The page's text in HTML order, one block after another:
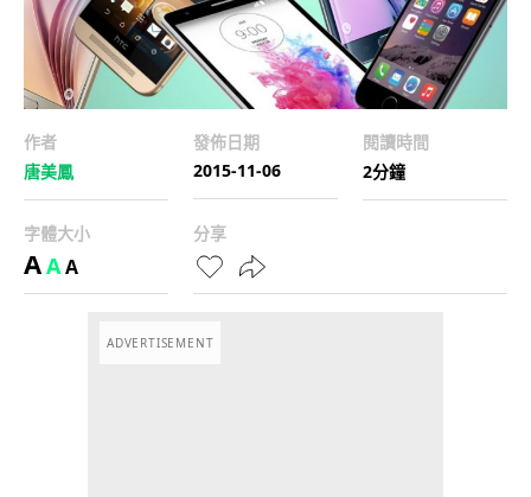
作者
唐美鳳
發佈日期
2015-11-06
閱讀時間
2分鐘
字體大小
AAA
分享
ADVERTISEMENT